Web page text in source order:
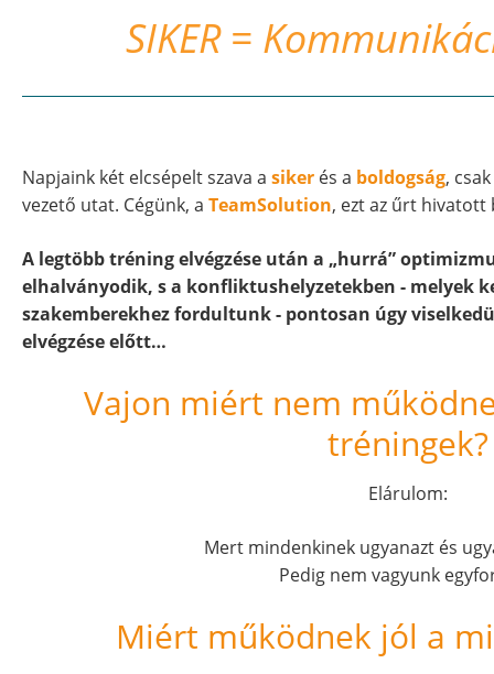
SIKER =
Napjaink két elcsépelt szava a siker és a boldogság,
vezető utat. Cégünk, a TeamSolution, ezt az űrt hivatott
A legtöbb tréning elvégzése után a „hurrá”
elhalványodik, s a konfliktushelyzetekben - melyek
szakemberekhez fordultunk - pontosan úgy
elvégzése előtt…
Vajon miért nem
tréningek?
Elárulom:
Mert mindenkinek ugyanazt és
Pedig nem vagyunk
Miért működnek jól a